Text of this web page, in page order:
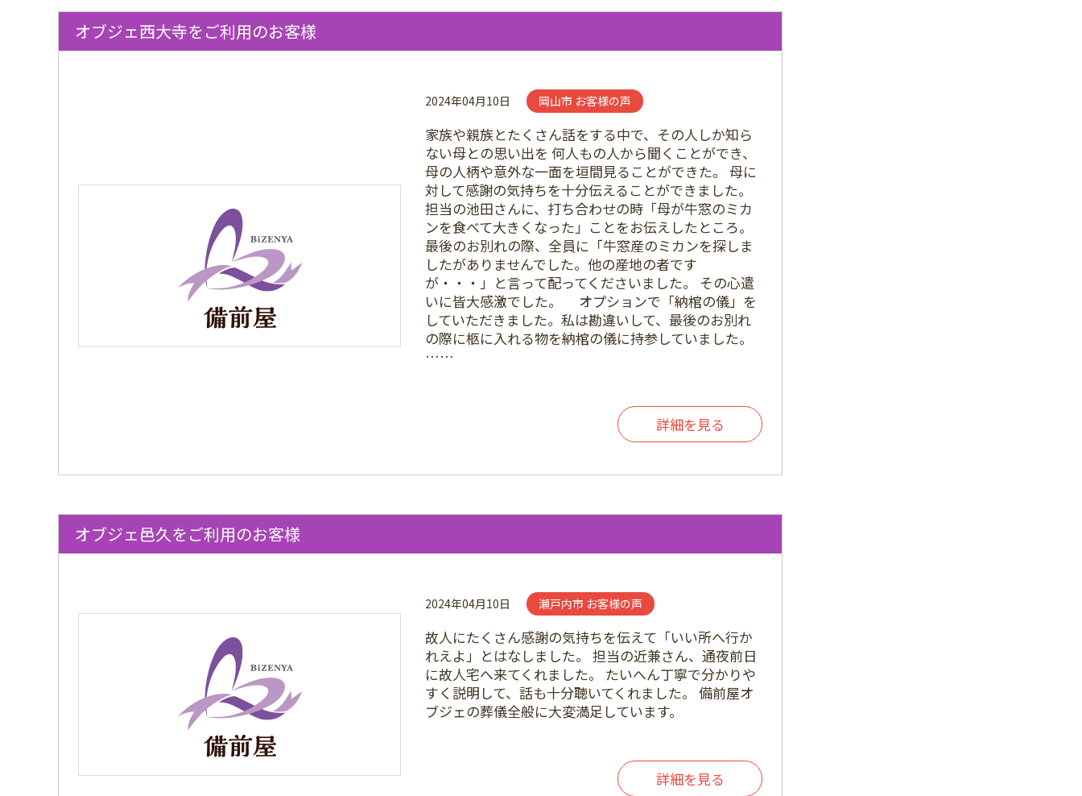
オブジェ西大寺をご利用のお客様
2024年04月10日 岡山市 お客様の声
家族や親族とたくさん話をする中で、その人しか知ら
ない母との思い出を 何人もの人から聞くことができ、
母の人柄や意外な一面を垣間見ることができた。 母に
対して感謝の気持ちを十分伝えることができました。
担当の池田さんに、打ち合わせの時「母が牛窓のミカ
ンを食べて大きくなった」ことをお伝えしたところ。
最後のお別れの際、全員に「牛窓産のミカンを探しま
したがありませんでした。他の産地の者です
が・・・」と言って配ってくださいました。 その心遣
いに皆大感激でした。 オプションで「納棺の儀」を
していただきました。私は勘違いして、最後のお別れ
の際に柩に入れる物を納棺の儀に持参していました。
……
詳細を見る
オブジェ邑久をご利用のお客様
2024年04月10日 瀬戸内市 お客様の声
故人にたくさん感謝の気持ちを伝えて「いい所へ行か
れえよ」とはなしました。 担当の近兼さん、通夜前日
に故人宅へ来てくれました。 たいへん丁寧で分かりや
すく説明して、話も十分聴いてくれました。 備前屋オ
ブジェの葬儀全般に大変満足しています。
詳細を見る